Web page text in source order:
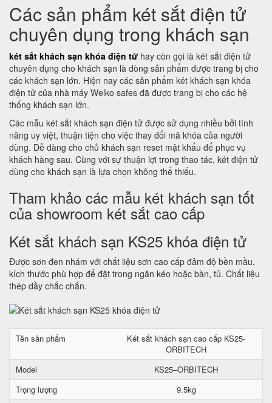
Các sản phẩm két sắt điện tử
chuyên dụng trong khách sạn
két sắt khách sạn khóa điện tử hay còn gọi là két sắt điện tử
chuyên dụng cho khách sạn là dòng sản phẩm được trang bị cho
các khách sạn lớn. Hiện nay các sản phẩm két khách sạn khóa
điện tử của nhà máy Welko safes đã được trang bị cho các hệ
thống khách sạn lớn.
Các mẫu két sắt khách sạn điện tử được sử dụng nhiều bởi tính
năng uy việt, thuận tiện cho việc thay đổi mã khóa của người
dùng. Dễ dàng cho chủ khách sạn reset mật khẩu để phục vụ
khách hàng sau. Cùng với sự thuận lợi trong thao tác, két điện tử
dùng cho khách sạn là lựa chọn không thể thiếu.
Tham khảo các mẫu két khách sạn tốt
của showroom két sắt cao cấp
Két sắt khách sạn KS25 khóa điện tử
Được sơn đen nhám với chất liệu sơn cao cấp đảm độ bền mầu,
kích thước phù hợp để đặt trong ngăn kéo hoặc bàn, tủ. Chất liệu
thép dầy chắc chắn.
Tên sản phẩm
Két sắt khách sạn cao cấp KS25-
ORBITECH
Model
KS25–ORBITECH
Trọng lượng
9.5kg